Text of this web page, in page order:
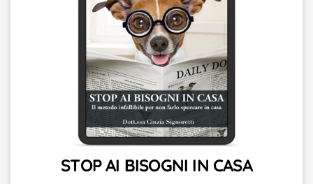
STOP AI BISOGNI IN CASA